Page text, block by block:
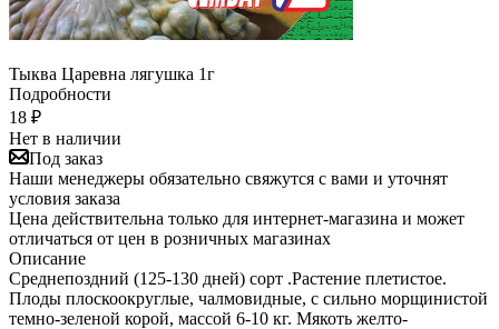
Тыква Царевна лягушка 1г
Подробности
18 ₽
Нет в наличии
Под заказ
Наши менеджеры обязательно свяжутся с вами и уточнят
условия заказа
Цена действительна только для интернет-магазина и может
отличаться от цен в розничных магазинах
Описание
Среднепоздний (125-130 дней) сорт .Растение плетистое.
Плоды плоскоокруглые, чалмовидные, с сильно морщинистой
темно-зеленой корой, массой 6-10 кг. Мякоть желто-